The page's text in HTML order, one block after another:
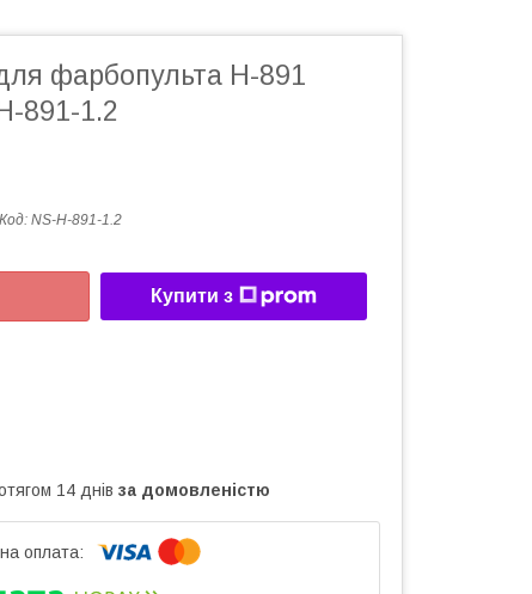
фарбопульта H-891
891-1.2
Код: NS-H-891-1.2
Купити з
14 днів за домовленістю